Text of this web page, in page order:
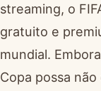
streaming, o
gratuito e
mundial.
Copa possa